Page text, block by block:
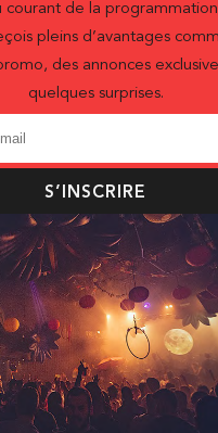
courant de la
pleins d’avantages
des annonces
quelques surprises.
S’INSCRIRE